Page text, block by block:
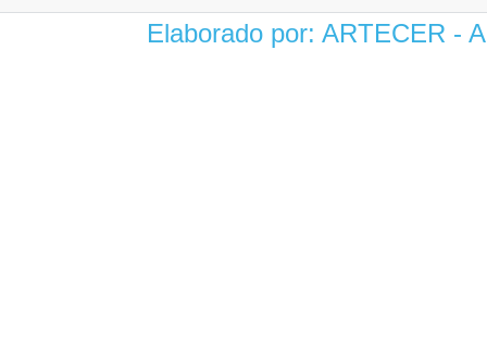
Elaborado por: ARTECER -